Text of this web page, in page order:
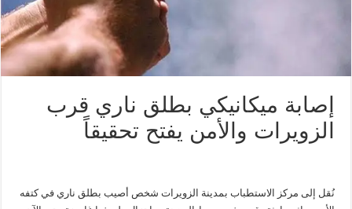
إصابة ميكانيكي بطلق ناري قرب
الزويرات والأمن يفتح تحقيقاً
نُقل إلى مركز الاستطباب بمدينة الزويرات شخص أصيب بطلق ناري في كتفه